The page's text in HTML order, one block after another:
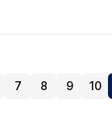
7 8 9 10